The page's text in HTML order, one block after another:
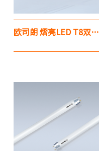
欧司朗 熠亮LED T8双端雷达感应灯管